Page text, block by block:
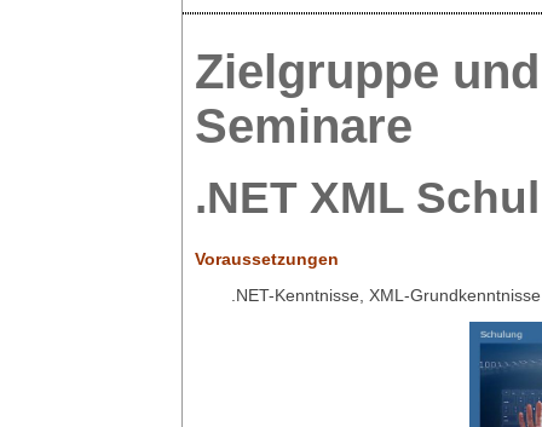
Zielgruppe
Seminare
.NET XML
Voraussetzungen
.NET-Kenntnisse, XML-Grundkenntnisse